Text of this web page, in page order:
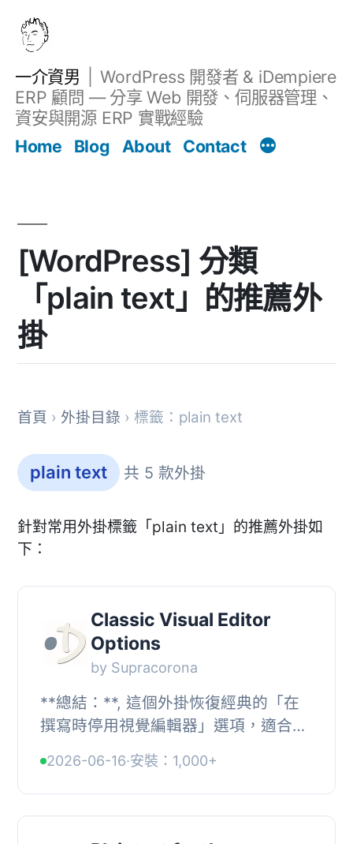
一介資男
WordPress 開發者 & iDempiere
ERP 顧問 — 分享 Web 開發、伺服器管理、
資安與開源 ERP 實戰經驗
Home
Blog About Contact
[WordPress] 分類
「plain text」的推薦外
掛
首頁 › 外掛目錄 › 標籤：plain text
plain text 共 5 款外掛
針對常用外掛標籤「plain text」的推薦外掛如
下：
Classic Visual Editor
Options
by Supracorona
**總結：**, 這個外掛恢復經典的「在
撰寫時停用視覺編輯器」選項，適合那
擾的人。它支援經典和區塊編輯器，並
不需要額外...
2026-06-16·安裝：1,000+
文章